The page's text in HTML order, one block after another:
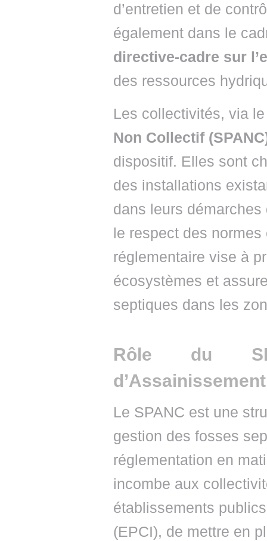
d’entretien et de
également dans le
directive-cadre sur
des ressources
Les collectivités, via
Non Collectif
dispositif. Elles sont
des installations
dans leurs
le respect des
réglementaire vise à
écosystèmes et
septiques dans les
Rôle du
Le SPANC est une
gestion des fosses
réglementation en
incombe aux
établissements
(EPCI), de mettre en